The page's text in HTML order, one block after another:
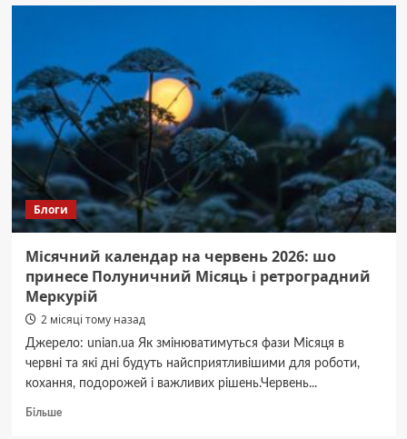
автошляхах
наслідки
негоди
Блоги
Місячний календар на червень 2026: шо
принесе Полуничний Місяць і ретроградний
Меркурій
2 місяці тому назад
Джерело: unian.ua Як змінюватимуться фази Місяця в
червні та які дні будуть найсприятливішими для роботи,
кохання, подорожей і важливих рішень.Червень...
БільшеДокладніше